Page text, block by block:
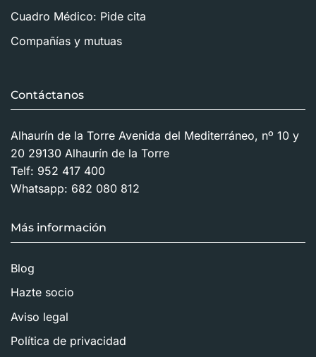
Cuadro Médico: Pide cita
Compañías y mutuas
Contáctanos
Alhaurín de la Torre Avenida del Mediterráneo, nº 10 y
20 29130 Alhaurín de la Torre
Telf: 952 417 400
Whatsapp: 682 080 812
Más información
Blog
Hazte socio
Aviso legal
Política de privacidad